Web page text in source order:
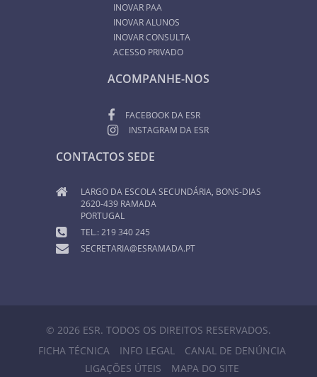
INOVAR PAA
INOVAR ALUNOS
INOVAR CONSULTA
ACESSO PRIVADO
ACOMPANHE-NOS
FACEBOOK DA ESR
INSTAGRAM DA ESR
CONTACTOS SEDE
LARGO DA ESCOLA SECUNDÁRIA, BONS-DIAS
2620-439 RAMADA
PORTUGAL
TEL.: 219 340 245
SECRETARIA@ESRAMADA.PT
© 2026 ESR. TODOS OS DIREITOS RESERVADOS.
FICHA TÉCNICA
INFO LEGAL
CANAL DE DENÚNCIA
LIGAÇÕES ÚTEIS
MAPA DO SITE